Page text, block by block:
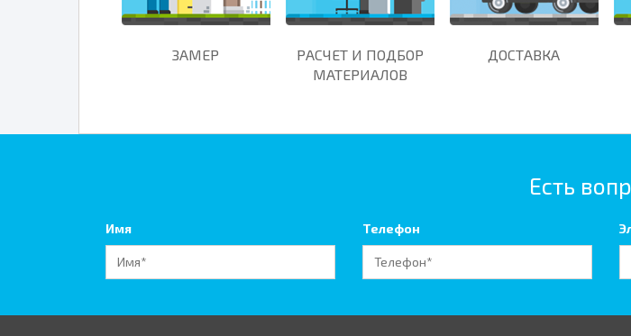
ЗАМЕР
РАСЧЕТ И ПОДБОР
МАТЕРИАЛОВ
ДОСТАВКА
Есть
Имя Телефон